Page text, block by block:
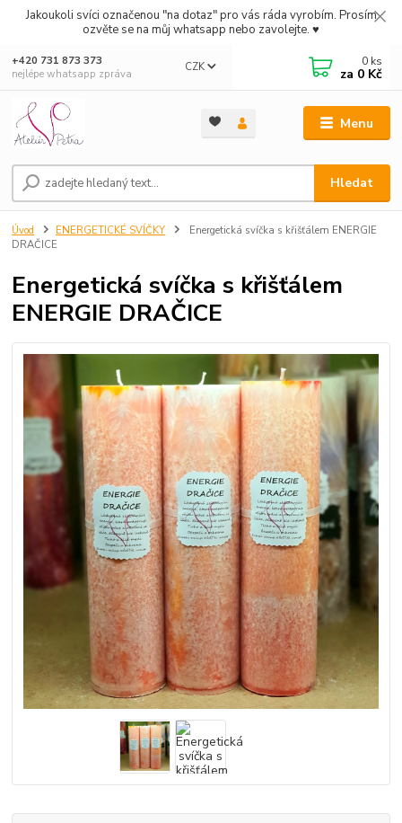
Jakoukoli svíci označenou "na dotaz" pro vás ráda vyrobím. Prosím
ozvěte se na můj whatsapp nebo zavolejte. ♥
Menu
CZK
Hledat
+420 731 873 373
nejlépe whatsapp zpráva
0 ks
za 0 Kč
Úvod ENERGETICKÉ SVÍČKY
Energetická svíčka s křišťálem ENERGIE
DRAČICE
Energetická svíčka s křišťálem
ENERGIE DRAČICE